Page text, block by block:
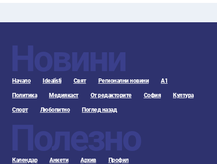
Новини
Начало Idealisti Свят Регионални новини А1
Политика Медиякаст От редакторите София Култура
Спорт Любопитно Поглед назад
Полезно
Календар Анкети Архив Профил